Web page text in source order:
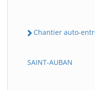
Chantier auto-
SAINT-AUBAN